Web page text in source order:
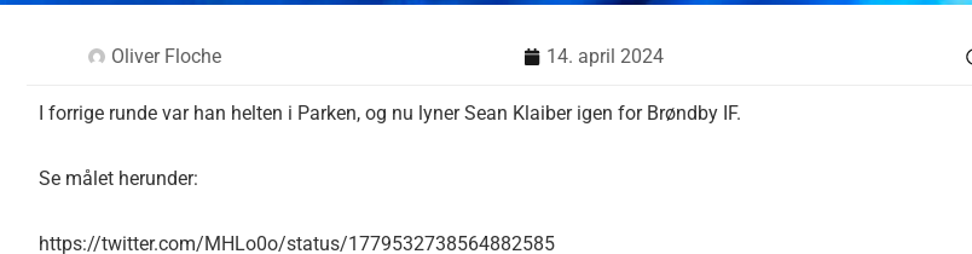
Oliver Floche 14. april 2024
I forrige runde var han helten i Parken, og nu lyner Sean Klaiber igen for Brøndby IF.
Se målet herunder:
https://twitter.com/MHLo0o/status/1779532738564882585